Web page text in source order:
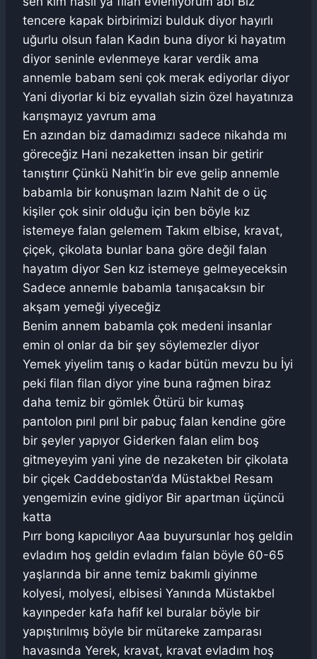
tencere kapak birbirimizi bulduk diyor hayırlı
uğurlu olsun falan Kadın buna diyor ki hayatım
diyor seninle evlenmeye karar verdik ama
annemle babam seni çok merak ediyorlar diyor
Yani diyorlar ki biz eyvallah sizin özel hayatınıza
karışmayız yavrum ama
En azından biz damadımızı sadece nikahda mı
göreceğiz Hani nezaketten insan bir getirir
tanıştırır Çünkü Nahit’in bir eve gelip annemle
babamla bir konuşman lazım Nahit de o üç
kişiler çok sinir olduğu için ben böyle kız
istemeye falan gelemem Takım elbise, kravat,
çiçek, çikolata bunlar bana göre değil falan
hayatım diyor Sen kız istemeye gelmeyeceksin
Sadece annemle babamla tanışacaksın bir
akşam yemeği yiyeceğiz
Benim annem babamla çok medeni insanlar
emin ol onlar da bir şey söylemezler diyor
Yemek yiyelim tanış o kadar bütün mevzu bu İyi
peki filan filan diyor yine buna rağmen biraz
daha temiz bir gömlek Ötürü bir kumaş
pantolon pırıl pırıl bir pabuç falan kendine göre
bir şeyler yapıyor Giderken falan elim boş
gitmeyeyim yani yine de nezaketen bir çikolata
bir çiçek Caddebostan’da Müstakbel Resam
yengemizin evine gidiyor Bir apartman üçüncü
katta
Pırr bong kapıcılıyor Aaa buyursunlar hoş geldin
evladım hoş geldin evladım falan böyle 60-65
yaşlarında bir anne temiz bakımlı giyinme
kolyesi, molyesi, elbisesi Yanında Müstakbel
kayınpeder kafa hafif kel buralar böyle bir
yapıştırılmış böyle bir mütareke zamparası
havasında Yerek, kravat, kravat evladım hoş